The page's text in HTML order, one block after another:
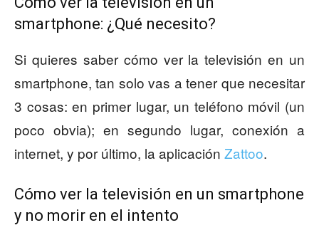
smartphone: ¿Qué necesito?
Si quieres saber cómo ver la televisión en un
smartphone, tan solo vas a tener que necesitar
3 cosas: en primer lugar, un teléfono móvil (un
poco obvia); en segundo lugar, conexión a
internet, y por último, la aplicación Zattoo.
Cómo ver la televisión en un smartphone
y no morir en el intento